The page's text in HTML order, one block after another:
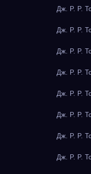
Дж. Р. Р.
Дж. Р. Р.
Дж. Р. Р.
Дж. Р. Р.
Дж. Р. Р.
Дж. Р. Р.
Дж. Р. Р.
Дж. Р. Р.